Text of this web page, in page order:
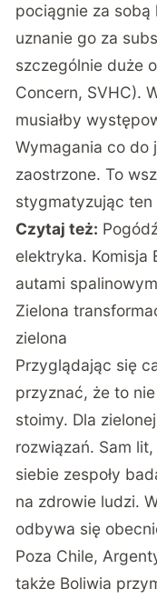
pociągnie za sobą
uznanie go za
szczególnie duże
Concern, SVHC).
musiałby
Wymagania co do
zaostrzone. To
stygmatyzując ten
Czytaj też:
elektryka. Komisja
autami
Zielona
zielona
Przyglądając się
przyznać, że to
stoimy. Dla
rozwiązań. Sam
siebie zespoły
na zdrowie ludzi.
odbywa się
Poza Chile,
także Boliwia